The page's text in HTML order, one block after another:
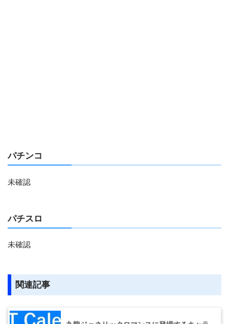
パチンコ
未確認
パチスロ
未確認
関連記事